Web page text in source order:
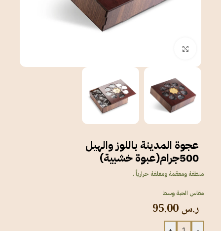
عجوة المدينة باللوز والهيل
500جرام(عبوة خشبية)
منظفة ومعقمة ومغلفة حرارياً .
مقاس الحبة وسط
ر.س